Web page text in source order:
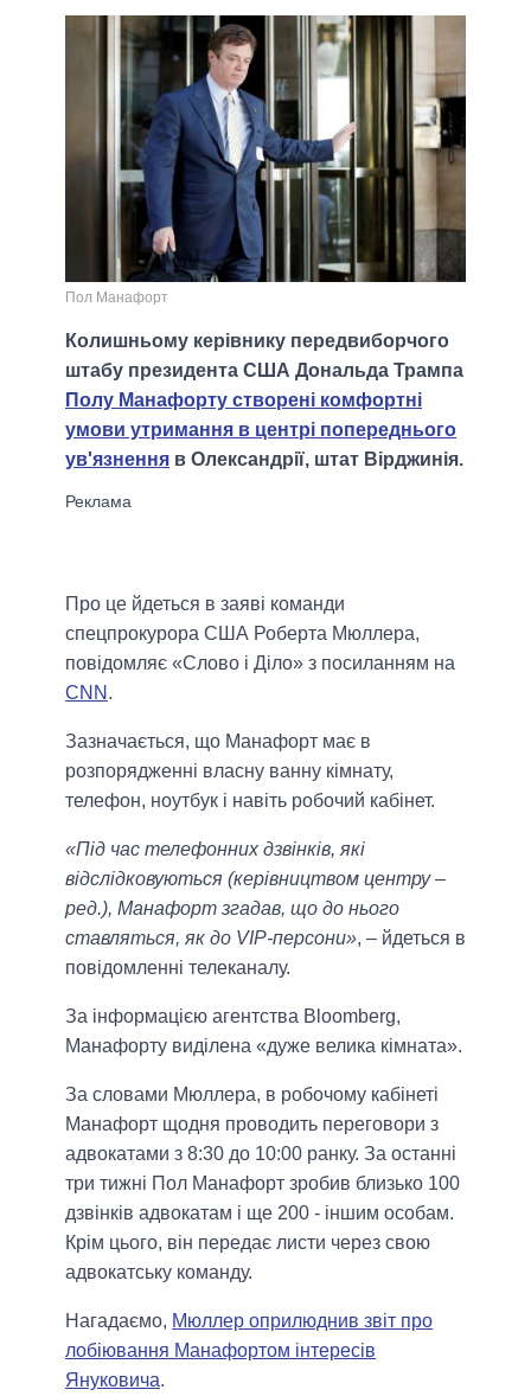
Пол Манафорт
Колишньому керівнику передвиборчого
штабу президента США Дональда Трампа
Полу Манафорту створені комфортні
умови утримання в центрі попереднього
ув'язнення в Олександрії, штат Вірджинія.
Про це йдеться в заяві команди
спецпрокурора США Роберта Мюллера,
повідомляє «Слово і Діло» з посиланням на
CNN .
Зазначається, що Манафорт має в
розпорядженні власну ванну кімнату,
телефон, ноутбук і навіть робочий кабінет.
«Під час телефонних дзвінків, які
відслідковуються (керівництвом центру –
ред.), Манафорт згадав, що до нього
ставляться, як до VIP-персони», – йдеться в
повідомленні телеканалу.
За інформацією агентства Bloomberg,
Манафорту виділена «дуже велика кімната».
За словами Мюллера, в робочому кабінеті
Манафорт щодня проводить переговори з
адвокатами з 8:30 до 10:00 ранку. За останні
три тижні Пол Манафорт зробив близько 100
дзвінків адвокатам і ще 200 - іншим особам.
Крім цього, він передає листи через свою
адвокатську команду.
Нагадаємо, Мюллер оприлюднив звіт про
лобіювання Манафортом інтересів
Януковича.